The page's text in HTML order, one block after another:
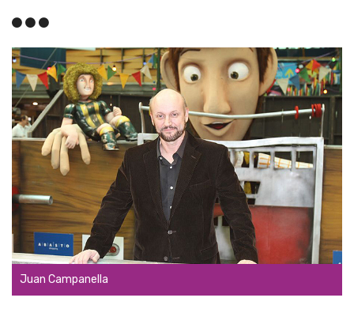
Juan Campanella